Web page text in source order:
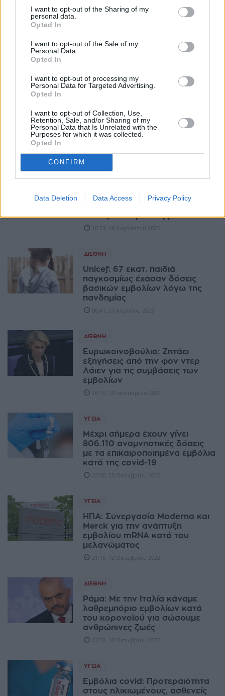
I want to opt-out of the Sharing of my
personal data.
Opted In
I want to opt-out of the Sale of my
Personal Data.
Opted In
I want to opt-out of processing my
Personal Data for Targeted Advertising.
Opted In
I want to opt-out of Collection, Use,
Retention, Sale, and/or Sharing of my
Personal Data that Is Unrelated with the
Purposes for which it was collected.
Opted In
CONFIRM
Data Deletion Data Access Privacy Policy
ΥΓΕΊΑ
χρηματοδοτεί το Ίδρυμα Bill &
ΥΓΕΊΑ
νέα εμβόλια για πρώτη φορά -
Αντιδρά η ΠΦΣ για την ιατρική
συνταγή
ΥΓΕΊΑ
παραλλαγές της COVID-19 - Το
επικαιροποιημένα εμβόλια
10:23, 19 Αυγούστου 2023
ΔΙΕΘΝΉ
Unicef: 67 εκατ. παιδιά
παγκοσμίως έχασαν δόσεις
βασικών εμβολίων λόγω της
πανδημίας
08:41, 20 Απριλίου 2023
ΔΙΕΘΝΉ
Ευρωκοινοβούλιο: Ζητάει
εξηγήσεις από την φον ντερ
Λάιεν για τις συμβάσεις των
εμβολίων
16:15, 13 Ιανουαρίου 2023
ΥΓΕΊΑ
Μέχρι σήμερα έχουν γίνει
806.110 αναμνηστικές δόσεις
με τα επικαιροποιημένα εμβόλια
κατά της covid-19
22:00, 25 Οκτωβρίου 2022
ΥΓΕΊΑ
ΗΠΑ: Συνεργασία Moderna και
Merck για την ανάπτυξη
εμβολίου mRNA κατά του
μελανώματος
21:15, 12 Οκτωβρίου 2022
ΔΙΕΘΝΉ
Ράμα: Με την Ιταλία κάναμε
λαθρεμπόριο εμβολίων κατά
του κορονοϊού για σώσουμε
ανθρώπινες ζωές
12:52, 10 Οκτωβρίου 2022
ΥΓΕΊΑ
Εμβόλια covid: Προτεραιότητα
στους ηλικιωμένους, ασθενείς